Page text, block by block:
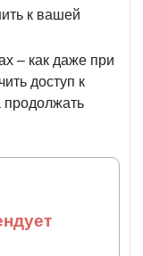
к вашей
– как даже при
доступ к
продолжать